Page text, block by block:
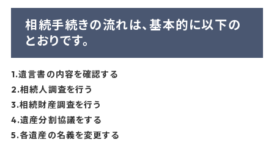
相続手続きの流れは、基本的に以下の
とおりです。
1.遺言書の内容を確認する
2.相続人調査を行う
3.相続財産調査を行う
4.遺産分割協議をする
5.各遺産の名義を変更する